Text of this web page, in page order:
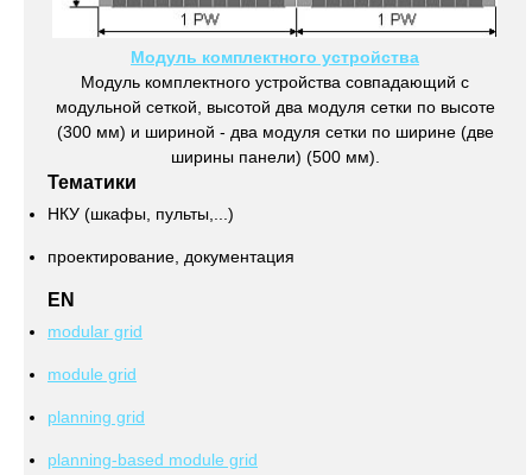
Модуль комплектного устройства
Модуль комплектного устройства совпадающий с
модульной сеткой, высотой два модуля сетки по высоте
(300 мм) и шириной - два модуля сетки по ширине (две
ширины панели) (500 мм).
Тематики
НКУ (шкафы, пульты,...)
проектирование, документация
EN
modular grid
module grid
planning grid
planning-based module grid